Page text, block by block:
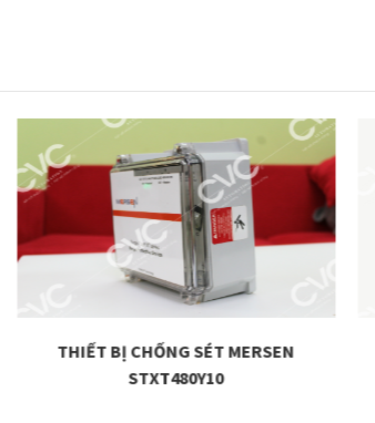
THIẾT BỊ CHỐNG SÉT MERSEN
STXT480Y10